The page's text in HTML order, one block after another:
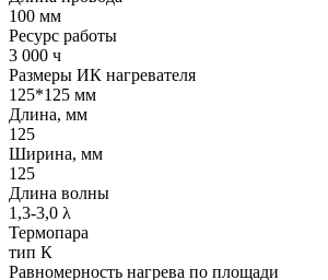
100 мм
Ресурс работы
3 000 ч
Размеры ИК нагревателя
125*125 мм
Длина, мм
125
Ширина, мм
125
Длина волны
1,3-3,0 λ
Термопара
тип К
Равномерность нагрева по площади